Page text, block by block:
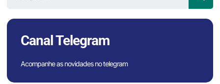
Canal Telegram
Acompanhe as novidades no telegram